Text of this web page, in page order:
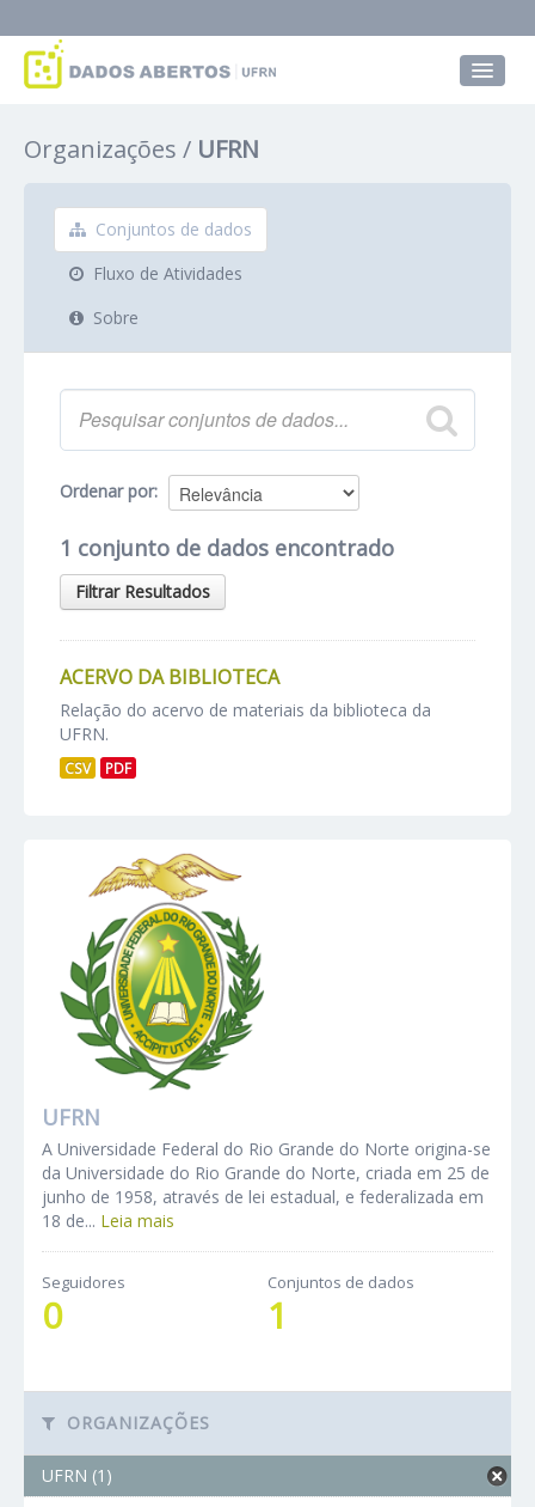
Grupos
Sobre
Organizações UFRN
Conjuntos de dados
Fluxo de Atividades
Sobre
Ordenar por
1 conjunto de dados encontrado
Filtrar Resultados
ACERVO DA BIBLIOTECA
Relação do acervo de materiais da biblioteca da
UFRN.
CSV PDF
UFRN
A Universidade Federal do Rio Grande do Norte origina-se
da Universidade do Rio Grande do Norte, criada em 25 de
junho de 1958, através de lei estadual, e federalizada em
18 de... Leia mais
Seguidores
0
Conjuntos de dados
1
ORGANIZAÇÕES
UFRN (1)